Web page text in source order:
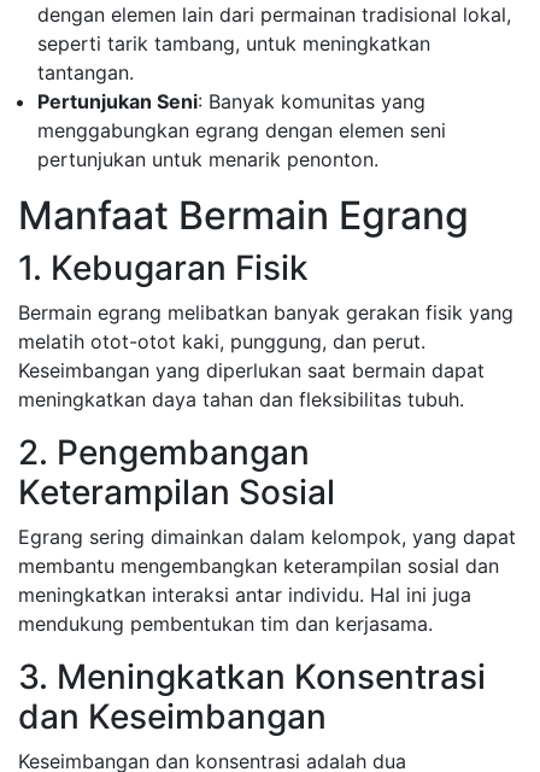
dengan elemen lain dari permainan tradisional lokal,
seperti tarik tambang, untuk meningkatkan
tantangan.
Pertunjukan Seni: Banyak komunitas yang
menggabungkan egrang dengan elemen seni
pertunjukan untuk menarik penonton.
Manfaat Bermain Egrang
1. Kebugaran Fisik
Bermain egrang melibatkan banyak gerakan fisik yang
melatih otot-otot kaki, punggung, dan perut.
Keseimbangan yang diperlukan saat bermain dapat
meningkatkan daya tahan dan fleksibilitas tubuh.
2. Pengembangan
Keterampilan Sosial
Egrang sering dimainkan dalam kelompok, yang dapat
membantu mengembangkan keterampilan sosial dan
meningkatkan interaksi antar individu. Hal ini juga
mendukung pembentukan tim dan kerjasama.
3. Meningkatkan Konsentrasi
dan Keseimbangan
Keseimbangan dan konsentrasi adalah dua